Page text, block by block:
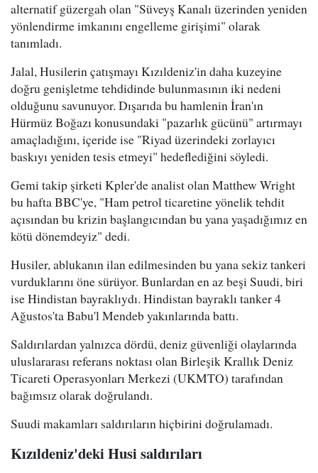
alternatif güzergah olan "Süveyş Kanalı üzerinden yeniden
yönlendirme imkanını engelleme girişimi" olarak
tanımladı.
Jalal, Husilerin çatışmayı Kızıldeniz'in daha kuzeyine
doğru genişletme tehdidinde bulunmasının iki nedeni
olduğunu savunuyor. Dışarıda bu hamlenin İran'ın
Hürmüz Boğazı konusundaki "pazarlık gücünü" artırmayı
amaçladığını, içeride ise "Riyad üzerindeki zorlayıcı
baskıyı yeniden tesis etmeyi" hedeflediğini söyledi.
Gemi takip şirketi Kpler'de analist olan Matthew Wright
bu hafta BBC'ye, "Ham petrol ticaretine yönelik tehdit
açısından bu krizin başlangıcından bu yana yaşadığımız en
kötü dönemdeyiz" dedi.
Husiler, ablukanın ilan edilmesinden bu yana sekiz tankeri
vurduklarını öne sürüyor. Bunlardan en az beşi Suudi, biri
ise Hindistan bayraklıydı. Hindistan bayraklı tanker 4
Ağustos'ta Babu'l Mendeb yakınlarında battı.
Saldırılardan yalnızca dördü, deniz güvenliği olaylarında
uluslararası referans noktası olan Birleşik Krallık Deniz
Ticareti Operasyonları Merkezi (UKMTO) tarafından
bağımsız olarak doğrulandı.
Suudi makamları saldırıların hiçbirini doğrulamadı.
Kızıldeniz'deki Husi saldırıları